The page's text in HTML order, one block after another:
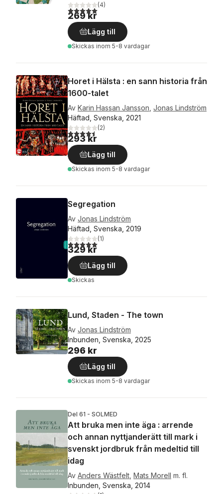
5,0utav 5 stjärnor. Totalt antal röster:
(4)
269 kr
Lägg till
Skickas inom 5-8 vardagar
Horet i Hälsta : en sann historia från
1600-talet
Av Karin Hassan Jansson Jonas Lindström
Häftad, Svenska, 2021
4,5utav 5 stjärnor. Totalt antal röster:
(2)
293 kr
Lägg till
Skickas inom 5-8 vardagar
Segregation
Av Jonas Lindström
Häftad, Svenska, 2019
5,0utav 5 stjärnor. Totalt antal röster:
(1)
329 kr
Lägg till
Skickas
Lund, Staden - The town
Av Jonas Lindström
Inbunden, Svenska, 2025
296 kr
Lägg till
Skickas inom 5-8 vardagar
Del 61 - SOLMED
Att bruka men inte äga : arrende
och annan nyttjanderätt till mark i
svenskt jordbruk från medeltid till
idag
Av Anders Wästfelt Mats Morell m. fl.
Inbunden, Svenska, 2014